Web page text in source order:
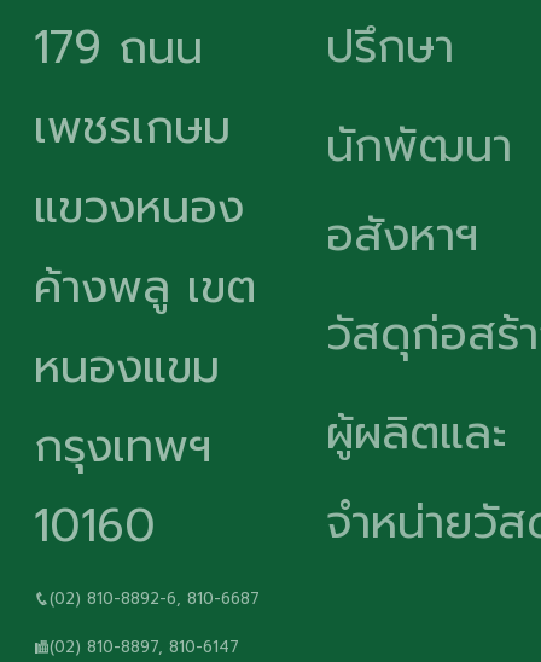
179 ถนน
เพชรเกษม
แขวงหนอง
ค้างพลู เขต
หนองแขม
กรุงเทพฯ
10160
(02) 810-8892-6, 810-6687
(02) 810-8897, 810-6147
ปรึกษา
นักพัฒนา
อสังหาฯ
วัสดุก่อสร้
ผู้ผลิตและ
จำหน่ายวั